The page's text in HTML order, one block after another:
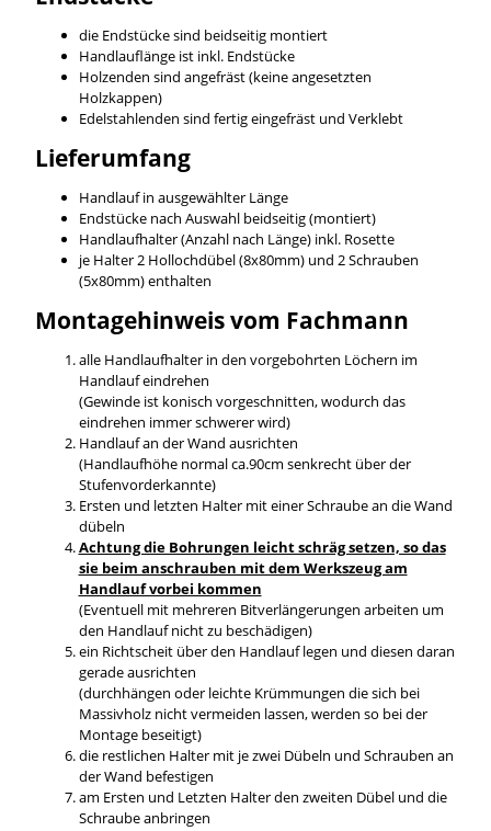
die Endstücke sind beidseitig montiert
Handlauflänge ist inkl. Endstücke
Holzenden sind angefräst (keine angesetzten
Holzkappen)
Edelstahlenden sind fertig eingefräst und Verklebt
Lieferumfang
Handlauf in ausgewählter Länge
Endstücke nach Auswahl beidseitig (montiert)
Handlaufhalter (Anzahl nach Länge) inkl. Rosette
je Halter 2 Hollochdübel (8x80mm) und 2 Schrauben
(5x80mm) enthalten
Montagehinweis vom Fachmann
alle Handlaufhalter in den vorgebohrten Löchern im
Handlauf eindrehen
(Gewinde ist konisch vorgeschnitten, wodurch das
eindrehen immer schwerer wird)
Handlauf an der Wand ausrichten
(Handlaufhöhe normal ca.90cm senkrecht über der
Stufenvorderkannte)
Ersten und letzten Halter mit einer Schraube an die Wand
dübeln
Achtung die Bohrungen leicht schräg setzen, so das
sie beim anschrauben mit dem Werkszeug am
Handlauf vorbei kommen
(Eventuell mit mehreren Bitverlängerungen arbeiten um
den Handlauf nicht zu beschädigen)
ein Richtscheit über den Handlauf legen und diesen daran
gerade ausrichten
(durchhängen oder leichte Krümmungen die sich bei
Massivholz nicht vermeiden lassen, werden so bei der
Montage beseitigt)
die restlichen Halter mit je zwei Dübeln und Schrauben an
der Wand befestigen
am Ersten und Letzten Halter den zweiten Dübel und die
Schraube anbringen